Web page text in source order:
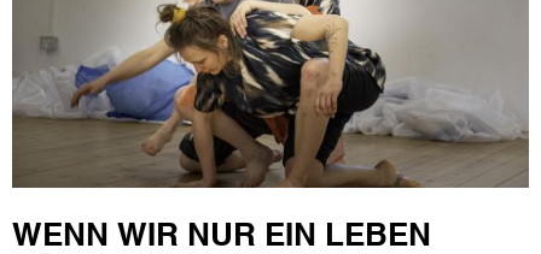
WENN WIR NUR EIN LEBEN